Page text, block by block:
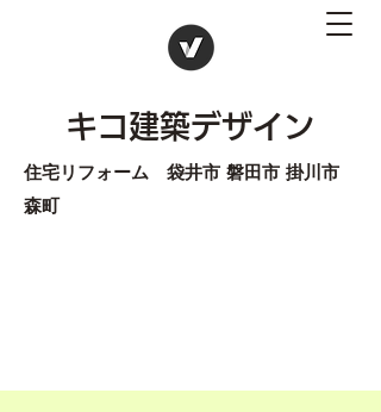
キコ建築デザイン
住宅リフォーム 袋井市 磐田市 掛川市
森町